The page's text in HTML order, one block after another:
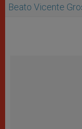
Beato Vicente